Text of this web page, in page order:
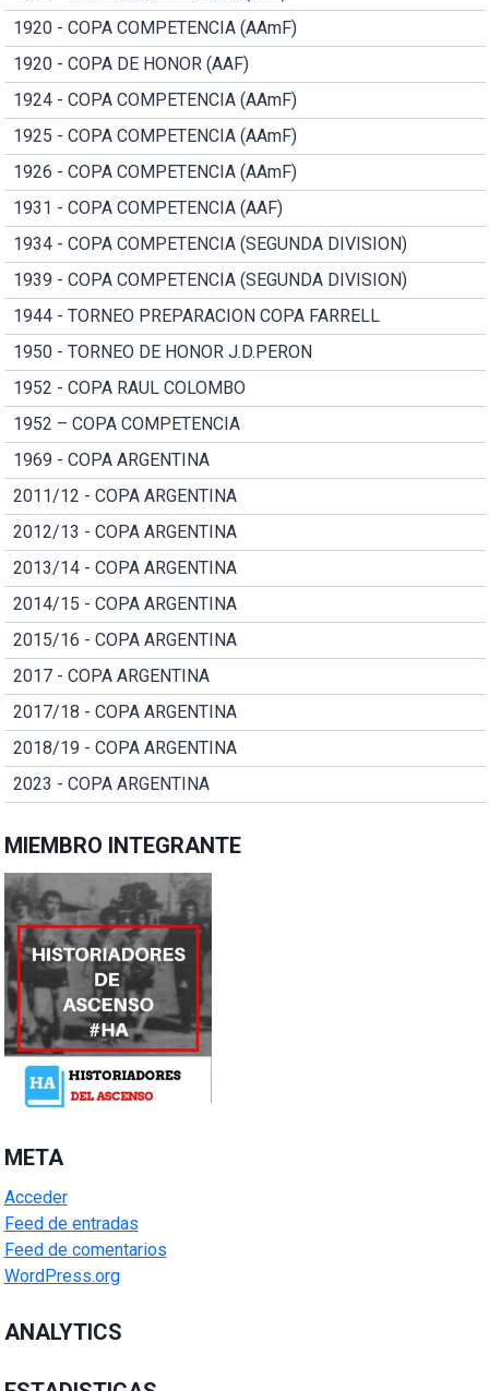
1920 - COPA COMPETENCIA (AAmF)
1920 - COPA DE HONOR (AAF)
1924 - COPA COMPETENCIA (AAmF)
1925 - COPA COMPETENCIA (AAmF)
1926 - COPA COMPETENCIA (AAmF)
1931 - COPA COMPETENCIA (AAF)
1934 - COPA COMPETENCIA (SEGUNDA DIVISION)
1939 - COPA COMPETENCIA (SEGUNDA DIVISION)
1944 - TORNEO PREPARACION COPA FARRELL
1950 - TORNEO DE HONOR J.D.PERON
1952 - COPA RAUL COLOMBO
1952 – COPA COMPETENCIA
1969 - COPA ARGENTINA
2011/12 - COPA ARGENTINA
2012/13 - COPA ARGENTINA
2013/14 - COPA ARGENTINA
2014/15 - COPA ARGENTINA
2015/16 - COPA ARGENTINA
2017 - COPA ARGENTINA
2017/18 - COPA ARGENTINA
2018/19 - COPA ARGENTINA
2023 - COPA ARGENTINA
MIEMBRO INTEGRANTE
META
Acceder
Feed de entradas
Feed de comentarios
WordPress.org
ANALYTICS